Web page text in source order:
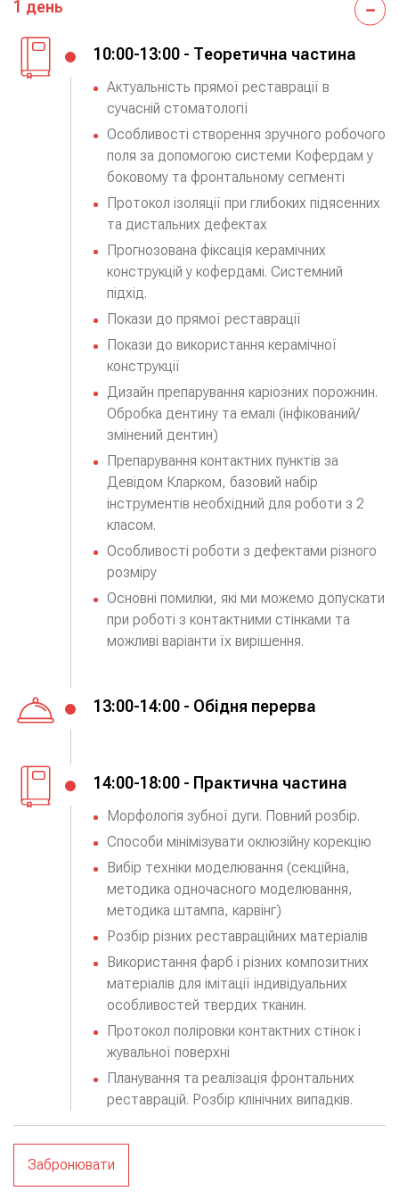
1 день
10:00-13:00 - Теоретична частина
Актуальність прямої реставрації в
сучасній стоматології
Особливості створення зручного робочого
поля за допомогою системи Кофердам у
боковому та фронтальному сегменті
Протокол ізоляції при глибоких підясенних
та дистальних дефектах
Прогнозована фіксація керамічних
конструкцій у кофердамі. Системний
підхід.
Покази до прямої реставрації
Покази до використання керамічної
конструкції
Дизайн препарування каріозних порожнин.
Обробка дентину та емалі (інфікований/
змінений дентин)
Препарування контактних пунктів за
Девідом Кларком, базовий набір
інструментів необхідний для роботи з 2
класом.
Особливості роботи з дефектами різного
розміру
Основні помилки, які ми можемо допускати
при роботі з контактними стінками та
можливі варіанти їх вирішення.
13:00-14:00 - Обідня перерва
14:00-18:00 - Практична частина
Морфологія зубної дуги. Повний розбір.
Способи мінімізувати оклюзійну корекцію
Вибір техніки моделювання (секційна,
методика одночасного моделювання,
методика штампа, карвінг)
Розбір різних реставраційних матеріалів
Використання фарб і різних композитних
матеріалів для імітації індивідуальних
особливостей твердих тканин.
Протокол поліровки контактних стінок і
жувальної поверхні
Планування та реалізація фронтальних
реставрацій. Розбір клінічних випадків.
Забронювати